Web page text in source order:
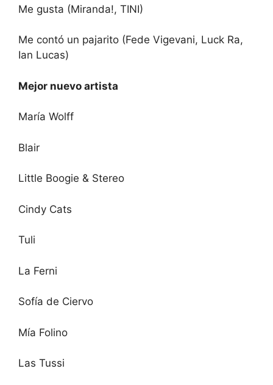
Me gusta (Miranda!, TINI)
Me contó un pajarito (Fede Vigevani, Luck Ra,
Ian Lucas)
Mejor nuevo artista
María Wolff
Blair
Little Boogie & Stereo
Cindy Cats
Tuli
La Ferni
Sofía de Ciervo
Mía Folino
Las Tussi